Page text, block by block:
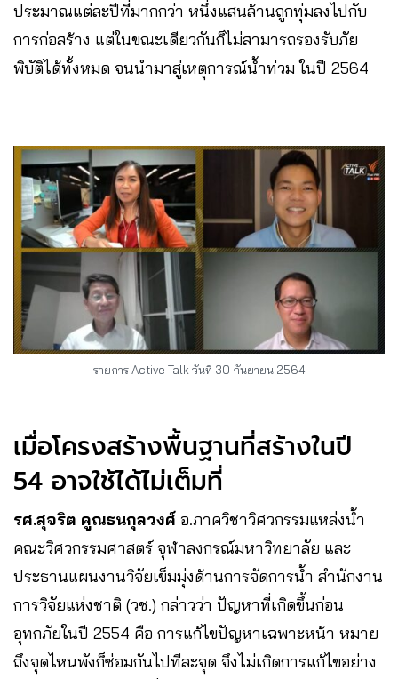
ประมาณแต่ละปีที่มากกว่า หนึ่งแสนล้านถูกทุ่มลงไปกับ
การก่อสร้าง แต่ในขณะเดียวกันก็ไม่สามารถรองรับภัย
พิบัติได้ทั้งหมด จนนำมาสู่เหตุการณ์น้ำท่วม ในปี 2564
รายการ Active Talk วันที่ 30 กันยายน 2564
เมื่อโครงสร้างพื้นฐานที่สร้างในปี
54 อาจใช้ได้ไม่เต็มที่
รศ.สุจริต คูณธนกุลวงศ์ อ.ภาควิชาวิศวกรรมแหล่งน้ำ
คณะวิศวกรรมศาสตร์ จุฬาลงกรณ์มหาวิทยาลัย และ
ประธานแผนงานวิจัยเข็มมุ่งด้านการจัดการน้ำ สำนักงาน
การวิจัยแห่งชาติ (วช.) กล่าวว่า ปัญหาที่เกิดขึ้นก่อน
อุทกภัยในปี 2554 คือ การแก้ไขปัญหาเฉพาะหน้า หมาย
ถึงจุดไหนพังก็ซ่อมกันไปทีละจุด จึงไม่เกิดการแก้ไขอย่าง